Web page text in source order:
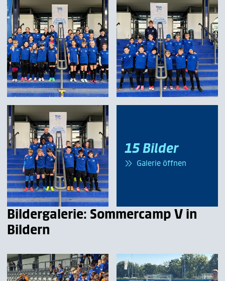
15 Bilder
Galerie öffnen
Bildergalerie: Sommercamp V in
Bildern